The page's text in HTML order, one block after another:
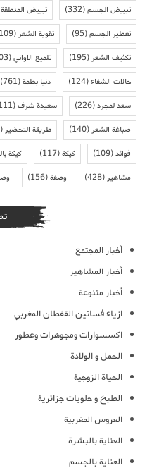
تبييض الجسم(332) تبييض
تعطير الجسم(95) تقوية الشعر(109)
تكثيف الشعر(195) تلميع الاواني(103)
حالات الشفاء(124) دنيا بطمة(761)
سعد لمجرد(226) سعيدة شرف(111)
صباغة الشعر(140) طريقة التحضير(151)
فوائد(109) كيكة(117) كيكة
مشاهير(428) وصفة(156)
أخبار المجتمع
أخبار المشاهير
أخبار متنوعة
ازياء فساتين القفطان المغربي
اكسسوارات ومجوهرات وعطور
الحمل و الولادة
الحياة الزوجية
الطبخ و حلويات جزائرية
العروس المغربية
العناية بالبشرة
العناية بالجسم